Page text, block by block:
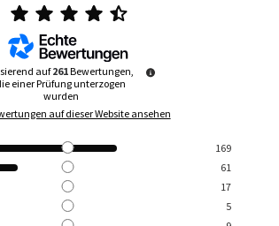
auf261Bewertungen,
einer Prüfung unterzogen
wurden
auf dieser Website ansehen
169
61
17
5